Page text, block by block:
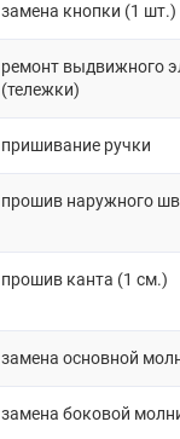
замена кнопки (1 шт.)
ремонт выдвижного
(тележки)
пришивание ручки
прошив наружного
прошив канта (1 см.)
замена основной
замена боковой